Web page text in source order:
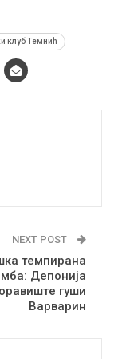
клуб Темнић
NEXT POST
темпирана
Депонија
гуши
Варварин